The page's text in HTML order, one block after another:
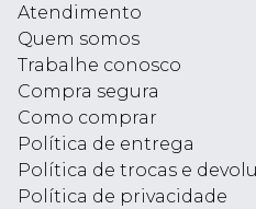
Atendimento
Quem somos
Trabalhe conosco
Compra segura
Como comprar
Política de entrega
Política de trocas e
Política de privacidade